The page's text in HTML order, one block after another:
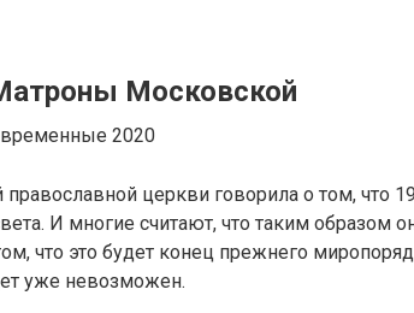
Московской
православной церкви говорила о том, что
И многие считают, что таким образом
что это будет конец прежнего
уже невозможен.